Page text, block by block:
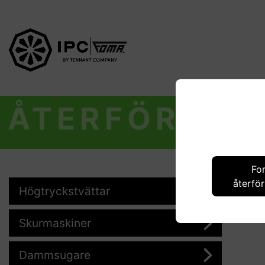
Högtryckstvättar
Skurmaskiner
Dammsugare